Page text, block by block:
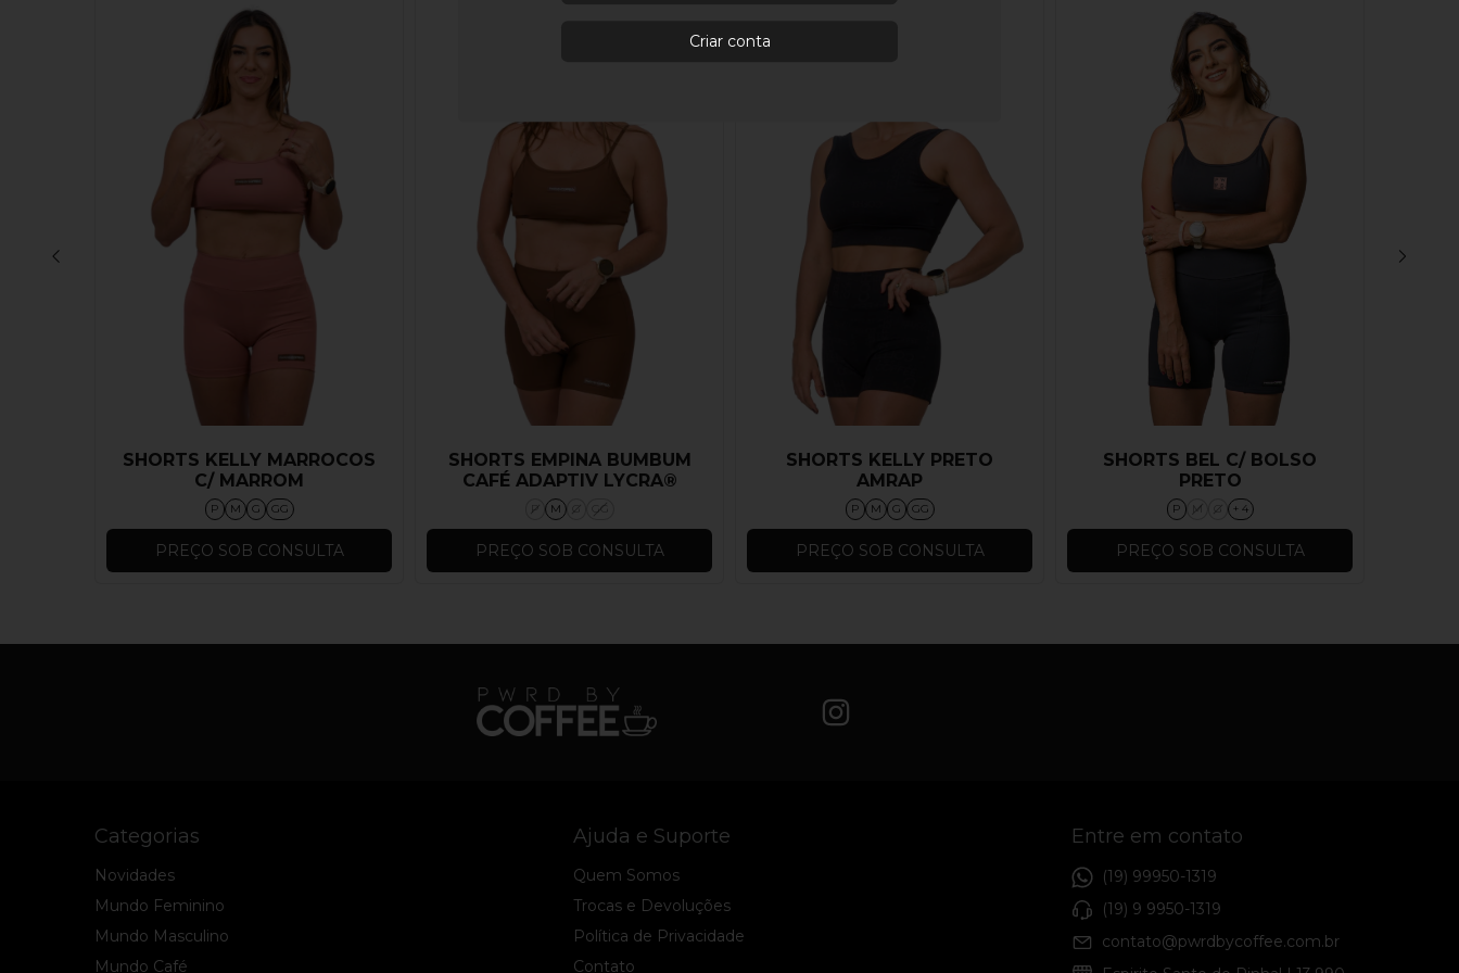
SHORTS KELLY MARROCOS
C/ MARROM
P M G GG
PREÇO SOB CONSULTA
SHORTS EMPINA BUMBUM
CAFÉ ADAPTIV LYCRA®
P M G GG
PREÇO SOB CONSULTA
SHORTS KELLY PRETO
AMRAP
P M G GG
PREÇO SOB CONSULTA
SHORTS BEL C/ BOLSO
PRETO
P M G + 4
PREÇO SOB CONSULTA
Categorias
Novidades
Mundo Feminino
Mundo Masculino
Mundo Café
Ajuda e Suporte
Quem Somos
Trocas e Devoluções
Política de Privacidade
Contato
Entre em contato
(19) 99950-1319
(19) 9 9950-1319
contato@pwrdbycoffee.com.br
Criar conta